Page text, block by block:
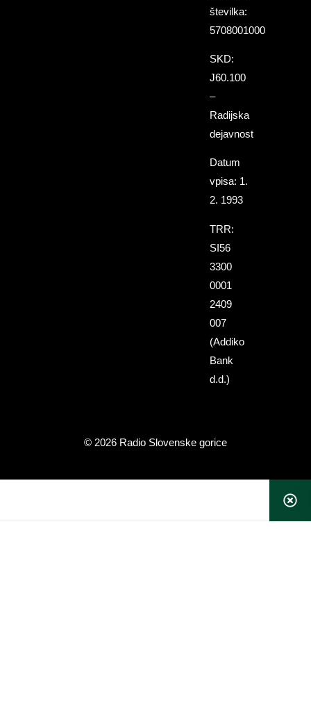
številka:
5708001000
SKD:
J60.100
–
Radijska
dejavnost
Datum
vpisa: 1.
2. 1993
TRR:
SI56
3300
0001
2409
007
(Addiko
Bank
d.d.)
© 2026 Radio Slovenske gorice